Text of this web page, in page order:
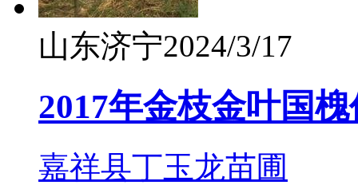
山东济宁2024/3/17
2017年金枝金叶国
嘉祥县丁玉龙苗圃